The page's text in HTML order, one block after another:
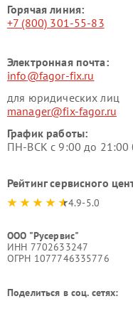
Горячая линия:
+7 (800) 301-55-83
Электронная почта:
info@fagor-fix.ru
для юридических лиц
manager@fix-fagor.ru
График работы:
ПН-ВСК с 9:00 до 21:00
Рейтинг сервисного
4.9-5.0
ООО "Русервис"
ИНН 7702633247
ОГРН 1077746335776
Поделиться в соц. сетях: